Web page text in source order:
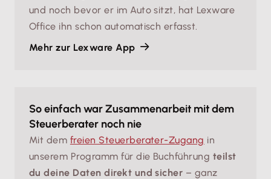
und noch bevor er im Auto sitzt, hat Lexware
Office ihn schon automatisch erfasst.
Mehr zur Lexware App
So einfach war Zusammenarbeit mit dem
Steuerberater noch nie
Mit dem freien Steuerberater-Zugang in
unserem Programm für die Buchführung teilst
du deine Daten direkt und sicher – ganz